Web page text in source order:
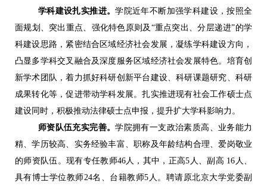
学科建设扎实推进。学院近年不断加强学科建设，按照全
面规划、突出重点、强化特色原则及 “重点突出、分层递进”的学
科建设思路，紧密结合区域经济社会发展，凝练学科建设方向，
凸显多学科交叉融合及深度服务区域经济社会发展特色。培育创
新学术团队，着力抓好科研创新平台建设、科研课题研究、科研
成果转化等，促进带动学科发展。扎实推进现有社会工作硕士点
建设同时，积极推动法律硕士点申报，提升扩大学科影响力。
师资队伍充实完善。学院拥有一支政治素质高、业务能力
精、学历较高、实务经验丰富、职称及年龄结构合理、爱岗敬业
的师资队伍。现有专任教师46人，其中，正高5人、副高 16人、
具有博士学位教师24名、台籍教师5人。聘请原北京大学党委副